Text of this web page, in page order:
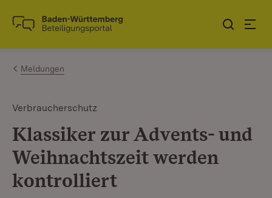
Zum Inhalt springen
Link zur Startseite
Meldungen
Verbraucherschutz
Klassiker zur Advents- und
Weihnachtszeit werden
kontrolliert